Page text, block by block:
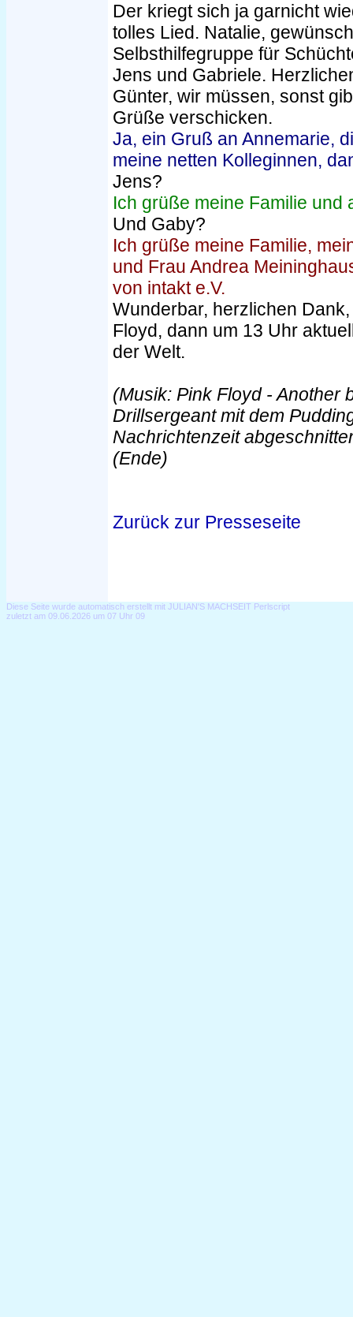
Der kriegt sich ja garnicht
tolles Lied. Natalie,
Selbsthilfegruppe für
Jens und Gabriele.
Günter, wir müssen, sonst
Grüße verschicken.
Ja, ein Gruß an Annemarie,
meine netten Kolleginnen,
Jens?
Ich grüße meine Familie und
Und Gaby?
Ich grüße meine Familie,
und Frau Andrea
von intakt e.V.
Wunderbar, herzlichen
Floyd, dann um 13 Uhr
der Welt.
(Musik: Pink Floyd - Another
Drillsergeant mit dem
Nachrichtenzeit
(Ende)
Zurück zur Presseseite
Diese Seite wurde automatisch erstellt mit JULIAN'S MACHSEIT Perlscript
zuletzt am 09.06.2026 um 07 Uhr 09